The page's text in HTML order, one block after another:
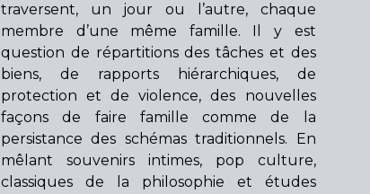
traversent, un jour ou l’autre, chaque
membre d’une même famille. Il y est
question de répartitions des tâches et des
biens, de rapports hiérarchiques, de
protection et de violence, des nouvelles
façons de faire famille comme de la
persistance des schémas traditionnels. En
mêlant souvenirs intimes, pop culture,
classiques de la philosophie et études